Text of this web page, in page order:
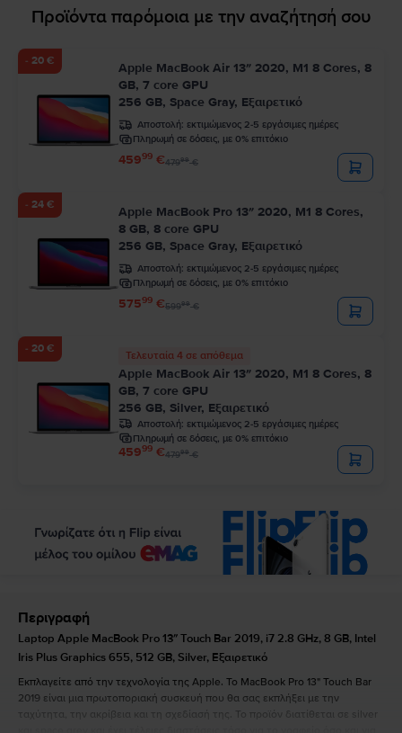
Προϊόντα παρόμοια με την αναζήτησή σου
- 20 €
Apple MacBook Air 13″ 2020, M1 8 Cores, 8
GB, 7 core GPU
256 GB, Space Gray, Εξαιρετικό
Αποστολή: εκτιμώμενος 2-5 εργάσιμες ημέρες
Πληρωμή σε δόσεις, με 0% επιτόκιο
45999 €47999€
- 24 €
Apple MacBook Pro 13″ 2020, M1 8 Cores,
8 GB, 8 core GPU
256 GB, Space Gray, Εξαιρετικό
Αποστολή: εκτιμώμενος 2-5 εργάσιμες ημέρες
Πληρωμή σε δόσεις, με 0% επιτόκιο
57599 €59999€
- 20 €
Τελευταία 4 σε απόθεμα
Apple MacBook Air 13″ 2020, M1 8 Cores, 8
GB, 7 core GPU
256 GB, Silver, Εξαιρετικό
Αποστολή: εκτιμώμενος 2-5 εργάσιμες ημέρες
Πληρωμή σε δόσεις, με 0% επιτόκιο
45999 €47999€
Περιγραφή
Laptop Apple MacBook Pro 13″ Touch Bar 2019, i7 2.8 GHz, 8 GB, Intel
Iris Plus Graphics 655, 512 GB, Silver, Εξαιρετικό
Εκπλαγείτε από την τεχνολογία της Apple. Το MacBook Pro 13" Touch Bar
2019 είναι μια πρωτοποριακή συσκευή που θα σας εκπλήξει με την
ταχύτητα, την ακρίβεια και τη σχεδίασή της. Το προϊόν διατίθεται σε silver